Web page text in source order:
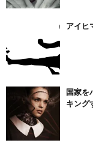
アイヒ
国家を
キング